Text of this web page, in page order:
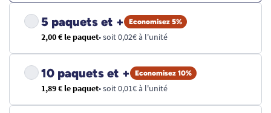
5 paquets et + Economisez 5%
2,00 € le paquet• soit 0,02€ à l'unité
10 paquets et + Economisez 10%
1,89 € le paquet• soit 0,01€ à l'unité